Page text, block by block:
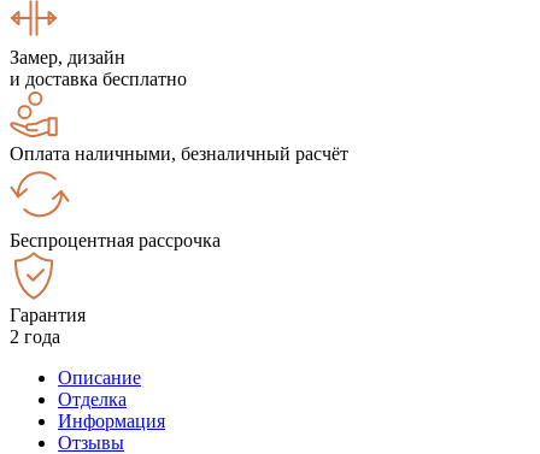
Замер, дизайн
и доставка бесплатно
Оплата наличными, безналичный расчёт
Беспроцентная рассрочка
Гарантия
2 года
Описание
Отделка
Информация
Отзывы